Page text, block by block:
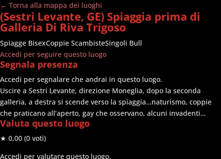
← Torna alla mappa dei luoghi
(Sestri Levante, GE) Spiaggia prima di
Galleria Di Riva Trigoso
Spiagge BisexCoppie ScambisteSingoli Bull
Accedi per seguire questo luogo
Segnala presenza
Accedi per segnalare che andrai in questo luogo.
Uscire a Sestri Levante, direzione Moneglia, dopo la seconda
galleria, a destra si scende verso la spiaggia…naturismo, coppie
che praticano all’aperto, gay che osservano, alcuni invadenti…
Valuta questo luogo
★ 0,00 (0 voti)
Accedi per valutare questo luogo.